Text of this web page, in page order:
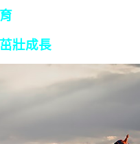
壯成長